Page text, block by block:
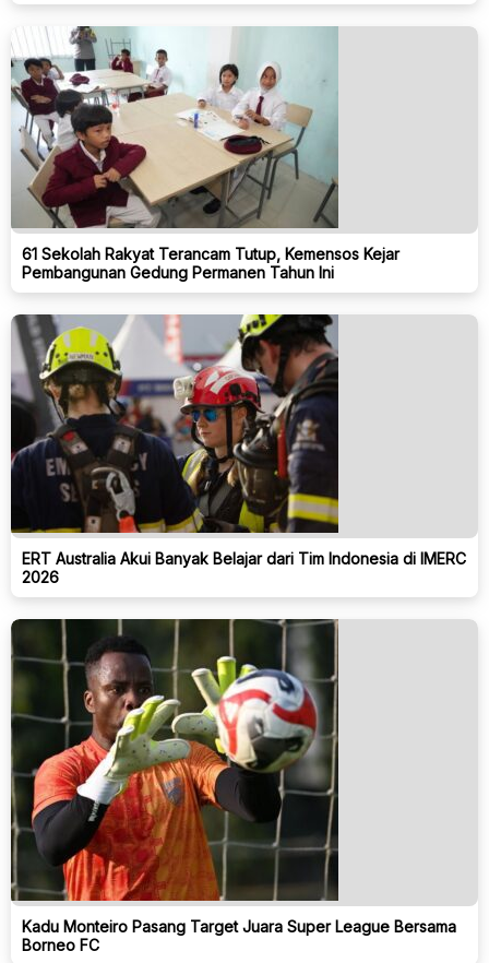
61 Sekolah Rakyat Terancam Tutup, Kemensos Kejar
Pembangunan Gedung Permanen Tahun Ini
ERT Australia Akui Banyak Belajar dari Tim Indonesia di IMERC
2026
Kadu Monteiro Pasang Target Juara Super League Bersama
Borneo FC